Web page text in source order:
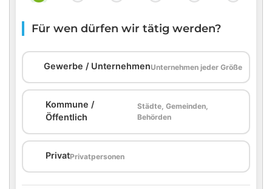
Für wen dürfen wir tätig werden?
Gewerbe / UnternehmenUnternehmen jeder Größe
Kommune /
Öffentlich
Städte, Gemeinden,
Behörden
PrivatPrivatpersonen